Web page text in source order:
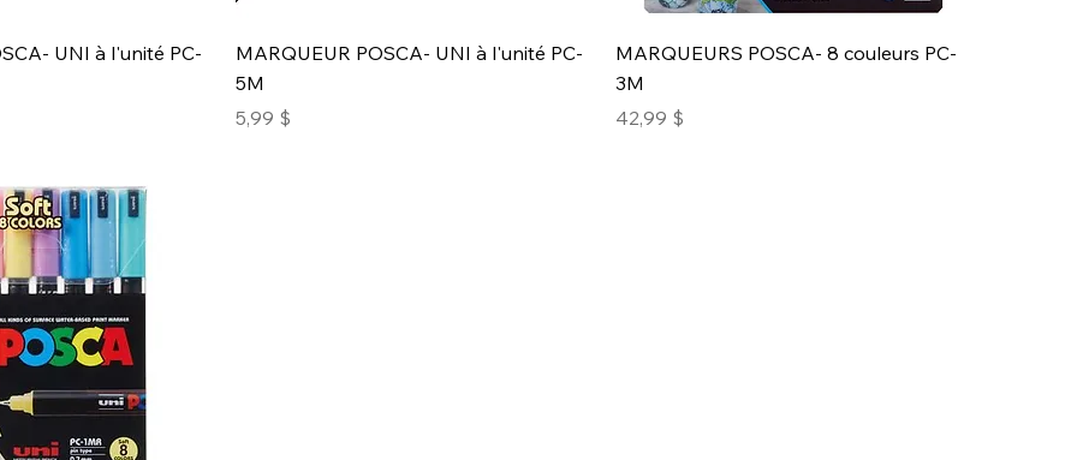
UNI à l'unité PC-
MARQUEUR POSCA- UNI à l'unité PC-
5M
Prix
5,99 $
MARQUEURS POSCA- 8 couleurs PC-
3M
Prix
42,99 $